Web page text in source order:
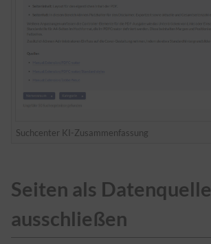
Suchcenter KI-Zusammenfassung
Seiten als Datenquelle
ausschließen